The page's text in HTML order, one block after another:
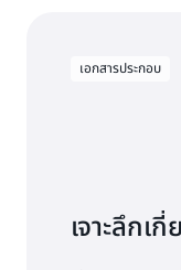
เอกสารประกอบ
เจาะลึก